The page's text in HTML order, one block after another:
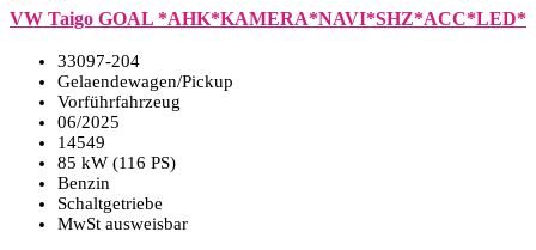
VW Taigo GOAL *AHK*KAMERA*NAVI*SHZ*ACC*LED*
33097-204
Gelaendewagen/Pickup
Vorführfahrzeug
06/2025
14549
85 kW (116 PS)
Benzin
Schaltgetriebe
MwSt ausweisbar